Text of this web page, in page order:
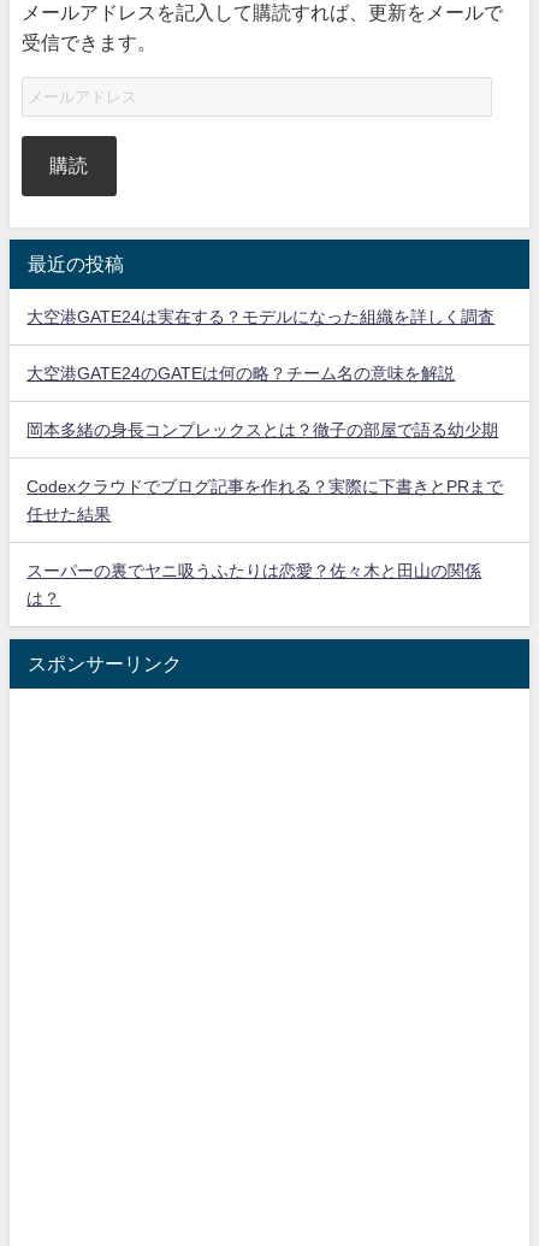
メールアドレスを記入して購読すれば、更新をメールで
受信できます。
購読
最近の投稿
大空港GATE24は実在する？モデルになった組織を詳しく調査
大空港GATE24のGATEは何の略？チーム名の意味を解説
岡本多緒の身長コンプレックスとは？徹子の部屋で語る幼少期
Codexクラウドでブログ記事を作れる？実際に下書きとPRまで
任せた結果
スーパーの裏でヤニ吸うふたりは恋愛？佐々木と田山の関係
は？
スポンサーリンク